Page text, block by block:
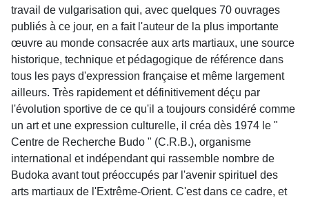
travail de vulgarisation qui, avec quelques 70 ouvrages
publiés à ce jour, en a fait l'auteur de la plus importante
œuvre au monde consacrée aux arts martiaux, une source
historique, technique et pédagogique de référence dans
tous les pays d'expression française et même largement
ailleurs. Très rapidement et définitivement déçu par
l'évolution sportive de ce qu'il a toujours considéré comme
un art et une expression culturelle, il créa dès 1974 le "
Centre de Recherche Budo " (C.R.B.), organisme
international et indépendant qui rassemble nombre de
Budoka avant tout préoccupés par l'avenir spirituel des
arts martiaux de l'Extrême-Orient. C'est dans ce cadre, et